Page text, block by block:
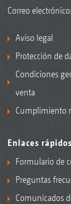
Correo electrónico:
Aviso legal
Protección de
Condiciones
venta
Cumplimiento
Enlaces rápidos
Formulario de
Preguntas
Comunicados